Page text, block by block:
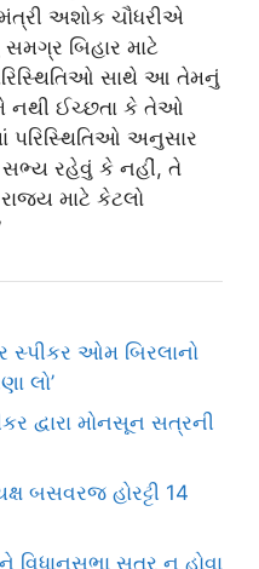
અશોક ચૌધરીએ
બિહાર માટે
સાથે આ તેમનું
નથી ઈચ્છતા કે તેઓ
પરિસ્થિતિઓ અનુસાર
સભ્ય રહેવું કે નહીં, તે
માટે કેટલો
સ્પીકર ઓમ બિરલાનો
લો’
દ્વારા મોનસૂન સત્રની
બસવરજ હોરટ્ટી 14
વિધાનસભા સત્ર ન હોવા